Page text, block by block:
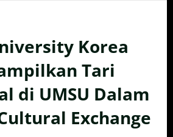
Korea
Tari
di UMSU Dalam
Exchange